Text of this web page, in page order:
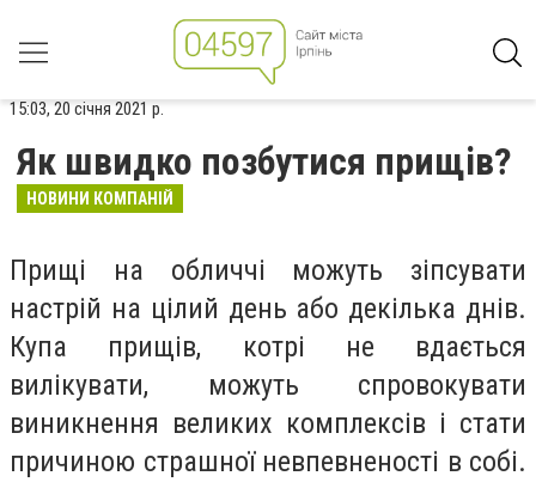
15:03, 20 січня 2021 р.
Як швидко позбутися прищів?
НОВИНИ КОМПАНІЙ
Прищі на обличчі можуть зіпсувати
настрій на цілий день або декілька днів.
Купа прищів, котрі не вдається
вилікувати, можуть спровокувати
виникнення великих комплексів і стати
причиною страшної невпевненості в собі.